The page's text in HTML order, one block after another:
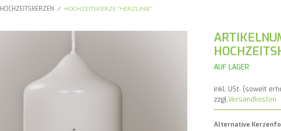
HOCHZEITSKERZEN / HOCHZEITSKERZE "HERZLINIE"
AUF LAGER
inkl. USt. (soweit
zzgl.Versandkosten
Alternative